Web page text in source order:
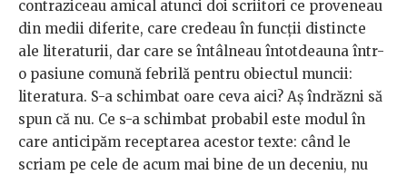
contraziceau amical atunci doi scriitori ce proveneau
din medii diferite, care credeau în funcții distincte
ale literaturii, dar care se întâlneau întotdeauna într-
o pasiune comună febrilă pentru obiectul muncii:
literatura. S-a schimbat oare ceva aici? Aș îndrăzni să
spun că nu. Ce s-a schimbat probabil este modul în
care anticipăm receptarea acestor texte: când le
scriam pe cele de acum mai bine de un deceniu, nu